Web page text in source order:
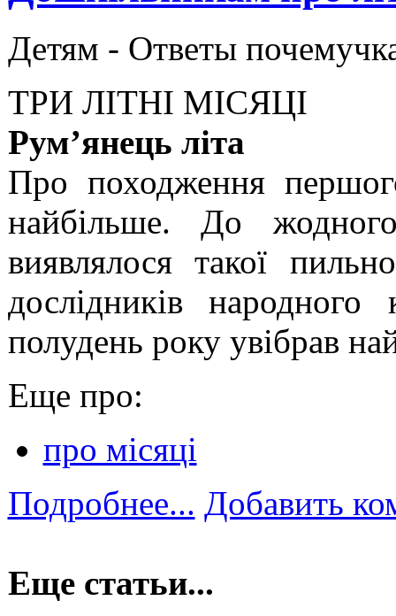
Детям - Ответы
ТРИ ЛІТНІ МІСЯЦІ
Рум’янець літа
Про походження
найбільше. До
виявлялося такої
дослідників
полудень року увібрав
Еще про:
про місяці
Подробнее... Добавить
Еще статьи...